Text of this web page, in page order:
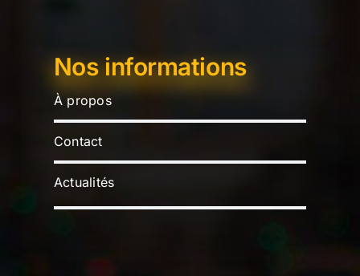
Nos informations
À propos
Contact
Actualités